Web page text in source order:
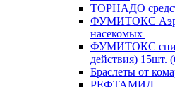
ТОРНАДО
ФУМИТОКС
насекомых
ФУМИТОКС
действия) 15шт.
Браслеты от
РЕФТАМИД